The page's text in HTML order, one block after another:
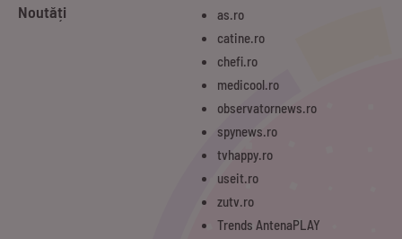
Noutăți
as.ro
catine.ro
chefi.ro
medicool.ro
observatornews.ro
spynews.ro
tvhappy.ro
useit.ro
zutv.ro
Trends AntenaPLAY